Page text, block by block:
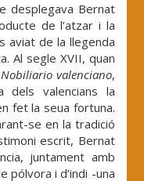
desplegava Bernat
de l’atzar i la
aviat de la llegenda
Al segle XVII, quan
Nobiliario valenciano,
dels valencians la
fet la seua fortuna.
se en la tradició
escrit, Bernat
juntament amb
pólvora i d’indi -una